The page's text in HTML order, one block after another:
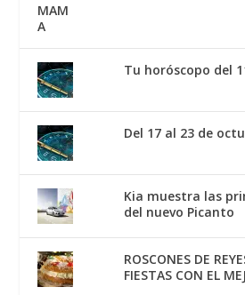
Tu horóscopo del
Del 17 al 23 de
Kia muestra las
del nuevo Picanto
ROSCONES DE
FIESTAS CON EL